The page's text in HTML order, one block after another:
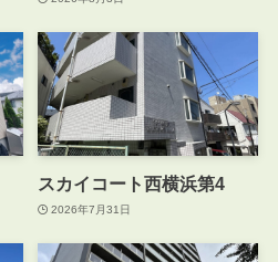
スカイコート西横浜第4
2026年7月31日